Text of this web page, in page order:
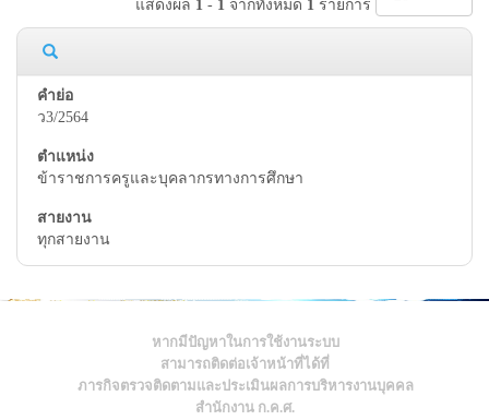
แสดงผล 1 - 1 จากทั้งหมด 1 รายการ
ว3/2564
ข้าราชการครูและบุคลากรทางการศึกษา
ทุกสายงาน
หากมีปัญหาในการใช้งานระบบ
สามารถติดต่อเจ้าหน้าที่ได้ที่
ภารกิจตรวจติดตามและประเมินผลการบริหารงานบุคคล
สำนักงาน ก.ค.ศ.